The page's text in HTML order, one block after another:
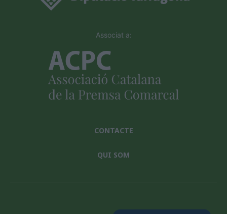
Associat a:
CONTACTE
QUI SOM